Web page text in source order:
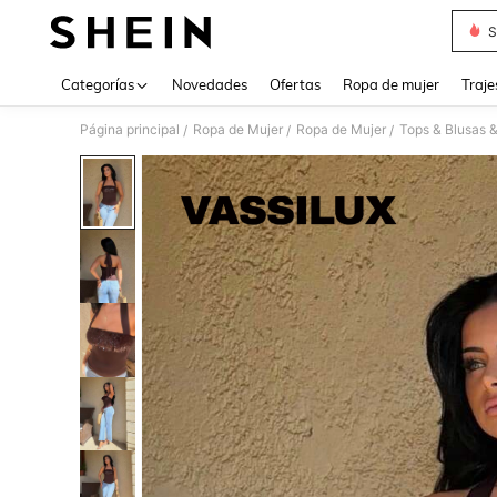
Categorías Novedades Ofertas Ropa de mujer
Página principal / Ropa de Mujer / Ropa de Mujer / Tops & Blusas